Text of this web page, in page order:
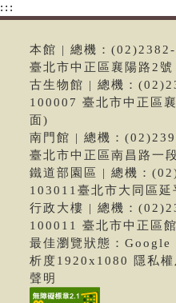
:::
本館 | 總機：
臺北市中正區襄陽路2
古生物館 | 總機：
100007 臺北市中正區
面)
南門館 | 總機：
臺北市中正區南昌路一
鐵道部園區 | 總機：
103011臺北市大同區延
行政大樓 | 總機：
100011 臺北市中正區
最佳瀏覽狀態：
析度1920x1080 隱私
聲明